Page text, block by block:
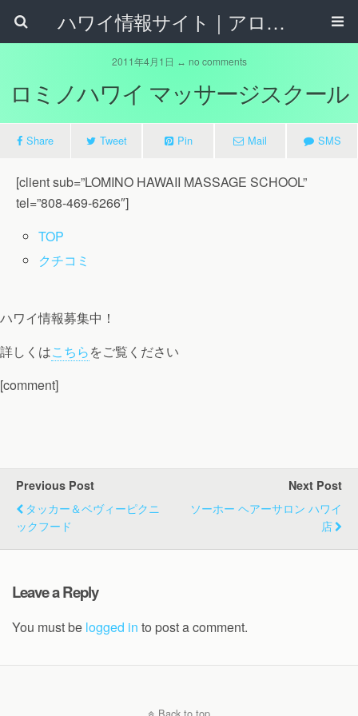
ハワイ情報サイト｜アロハタウンネット
2011年4月1日 ↔ no comments
ロミノハワイ マッサージスクール
Share Tweet Pin Mail SMS
[client sub=”LOMINO HAWAII MASSAGE SCHOOL”
tel=”808-469-6266″]
TOP
クチコミ
ハワイ情報募集中！
詳しくはこちらをご覧ください
[comment]
Previous Post
タッカー＆ベヴィーピクニ
ックフード
Next Post
ソーホー ヘアーサロン ハワイ
店
Leave a Reply
You must be logged in to post a comment.